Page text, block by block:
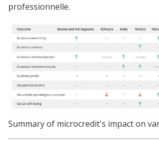
professionnelle.
Summary of microcredit's impact on